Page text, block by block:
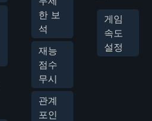
한 보
석
재능
점수
무시
관계
포인
게임
속도
설정